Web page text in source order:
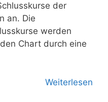
der
an. Die
werden
Chart durch eine
Weiterlesen